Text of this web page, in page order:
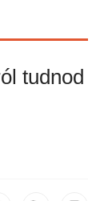
tudnod